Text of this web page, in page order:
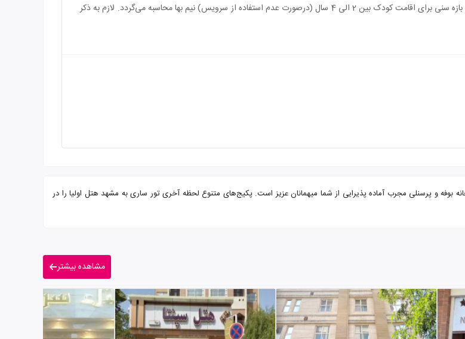
اقامت کودک زیر 2 سال (درصورت عدم استفاده از سرویس) رایگان می‌باشد و بازه سنی برای اقامت کودک بین 2 الی 4 سال (درصورت عدم استفاده از سرویس) نیم بها محاسبه می‌گردد. لازم به ذکر
بهترین قیمت. هتل اولیا ۲ ستاره همراه با سرو صبحانه بوفه و پرسنلی مجرب آماده پذیرایی از شما میهمانان عزیز است. پکیج‌های متنوع لحظه آخری تور ساری به مشهد هتل اولیا را در
مشاهده بیشتر